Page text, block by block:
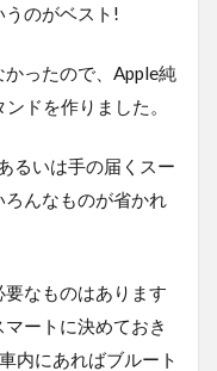
うのがベスト!
ったので、Apple純
ドを作りました。
るいは手の届くスー
んなものが省かれ
なものはあります
ートに決めておき
内にあればブルート